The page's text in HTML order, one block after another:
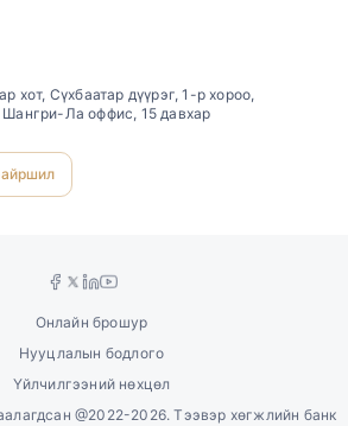
хот, Сүхбаатар дүүрэг, 1-р хороо,
Ла оффис, 15 давхар
@2022-2026. Тээвэр хөгжлийн банк
Үйлчилгээний нөхцөл
Нууцлалын бодлого
Онлайн брошур